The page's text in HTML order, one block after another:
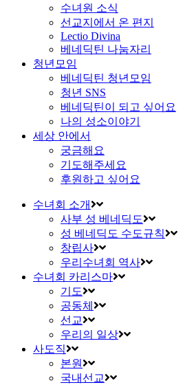
수녀원 소식
선교지에서 온 편지
Lectio Divina
베네딕틴 나눔자리
청년모임
베네딕틴 청년모임
청년 SNS
베네딕틴이 되고 싶어요
나의 성소이야기
세상 안에서
궁금해요
기도해주세요
후원하고 싶어요
수녀회 소개
사부 성 베네딕도
성 베네딕도 수도규칙
창립사
우리수녀회 역사
수녀회 카리스마
기도
공동체
선교
우리의 일상
사도직
본원
국내선교